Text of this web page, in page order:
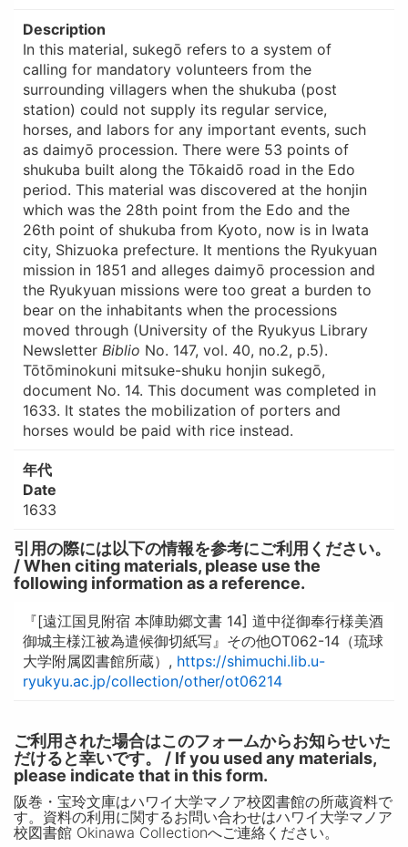
Description
In this material, sukegō refers to a system of
calling for mandatory volunteers from the
surrounding villagers when the shukuba (post
station) could not supply its regular service,
horses, and labors for any important events, such
as daimyō procession. There were 53 points of
shukuba built along the Tōkaidō road in the Edo
period. This material was discovered at the honjin
which was the 28th point from the Edo and the
26th point of shukuba from Kyoto, now is in Iwata
city, Shizuoka prefecture. It mentions the Ryukyuan
mission in 1851 and alleges daimyō procession and
the Ryukyuan missions were too great a burden to
bear on the inhabitants when the processions
moved through (University of the Ryukyus Library
Newsletter Biblio No. 147, vol. 40, no.2, p.5).
Tōtōminokuni mitsuke-shuku honjin sukegō,
document No. 14. This document was completed in
1633. It states the mobilization of porters and
horses would be paid with rice instead.
年代
Date
1633
引用の際には以下の情報を参考にご利用ください。
/ When citing materials, please use the
following information as a reference.
『[遠江国見附宿 本陣助郷文書 14] 道中従御奉行様美酒
御城主様江被為遣候御切紙写』その他OT062-14（琉球
大学附属図書館所蔵）, https://shimuchi.lib.u-
ryukyu.ac.jp/collection/other/ot06214
ご利用された場合はこのフォームからお知らせいた
だけると幸いです。 / If you used any materials,
please indicate that in this form.
阪巻・宝玲文庫はハワイ大学マノア校図書館の所蔵資料で
す。資料の利用に関するお問い合わせはハワイ大学マノア
校図書館 Okinawa Collectionへご連絡ください。